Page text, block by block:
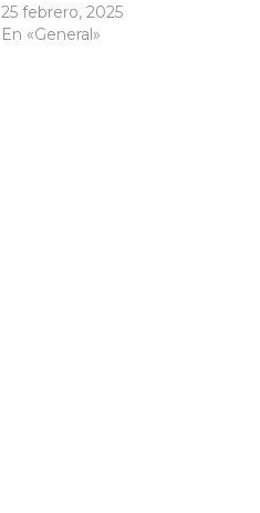
25 febrero, 2025
En «General»